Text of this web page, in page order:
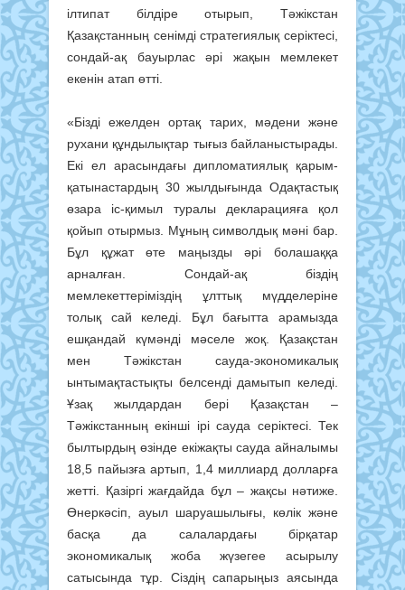
ілтипат білдіре отырып, Тәжікстан
Қазақстанның сенімді стратегиялық серіктесі,
сондай-ақ бауырлас әрі жақын мемлекет
екенін атап өтті.
«Бізді ежелден ортақ тарих, мәдени және
рухани құндылықтар тығыз байланыстырады.
Екі ел арасындағы дипломатиялық қарым-
қатынастардың 30 жылдығында Одақтастық
өзара іс-қимыл туралы декларацияға қол
қойып отырмыз. Мұның символдық мәні бар.
Бұл құжат өте маңызды әрі болашаққа
арналған. Сондай-ақ біздің
мемлекеттеріміздің ұлттық мүдделеріне
толық сай келеді. Бұл бағытта арамызда
ешқандай күмәнді мәселе жоқ. Қазақстан
мен Тәжікстан сауда-экономикалық
ынтымақтастықты белсенді дамытып келеді.
Ұзақ жылдардан бері Қазақстан –
Тәжікстанның екінші ірі сауда серіктесі. Тек
былтырдың өзінде екіжақты сауда айналымы
18,5 пайызға артып, 1,4 миллиард долларға
жетті. Қазіргі жағдайда бұл – жақсы нәтиже.
Өнеркәсіп, ауыл шаруашылығы, көлік және
басқа да салалардағы бірқатар
экономикалық жоба жүзегее асырылу
сатысында тұр. Сіздің сапарыңыз аясында